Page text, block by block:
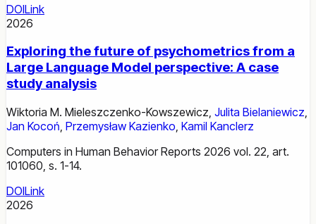
DOILink
2026
Exploring the future of psychometrics from a
Large Language Model perspective: A case
study analysis
Wiktoria M. Mieleszczenko-Kowszewicz, Julita Bielaniewicz,
Jan Kocoń, Przemysław Kazienko, Kamil Kanclerz
Computers in Human Behavior Reports 2026 vol. 22, art.
101060, s. 1-14.
DOILink
2026